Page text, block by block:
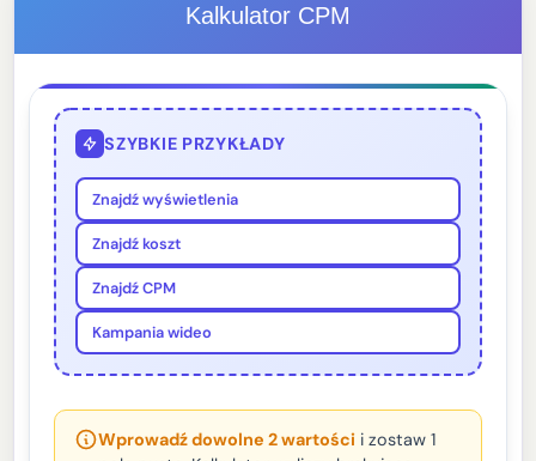
Kalkulator CPM
SZYBKIE PRZYKŁADY
Znajdź wyświetlenia
Znajdź koszt
Znajdź CPM
Kampania wideo
Wprowadź dowolne 2 wartości i zostaw 1